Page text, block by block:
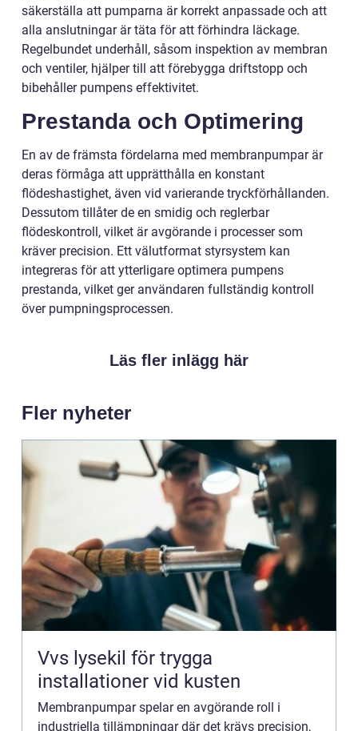
säkerställa att pumparna är korrekt anpassade och att
alla anslutningar är täta för att förhindra läckage.
Regelbundet underhåll, såsom inspektion av membran
och ventiler, hjälper till att förebygga driftstopp och
bibehåller pumpens effektivitet.
Prestanda och Optimering
En av de främsta fördelarna med membranpumpar är
deras förmåga att upprätthålla en konstant
flödeshastighet, även vid varierande tryckförhållanden.
Dessutom tillåter de en smidig och reglerbar
flödeskontroll, vilket är avgörande i processer som
kräver precision. Ett välutformat styrsystem kan
integreras för att ytterligare optimera pumpens
prestanda, vilket ger användaren fullständig kontroll
över pumpningsprocessen.
Läs fler inlägg här
Fler nyheter
Vvs lysekil för trygga
installationer vid kusten
Membranpumpar spelar en avgörande roll i
industriella tillämpningar där det krävs precision,